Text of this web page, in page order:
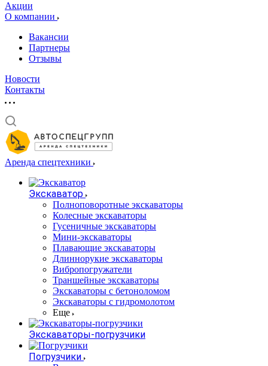
Акции
О компании
Вакансии
Партнеры
Отзывы
Новости
Контакты
Аренда спецтехники
Экскаватор
Полноповоротные экскаваторы
Колесные экскаваторы
Гусеничные экскаваторы
Мини-экскаваторы
Плавающие экскаваторы
Длиннорукие экскаваторы
Вибропогружатели
Траншейные экскаваторы
Экскаваторы с бетоноломом
Экскаваторы с гидромолотом
Еще
Экскаваторы-погрузчики
Погрузчики